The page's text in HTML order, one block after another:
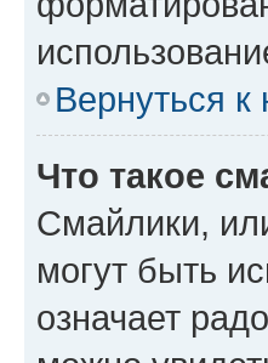
Вернуться к
Что такое
Смайлики,
могут быть
означает